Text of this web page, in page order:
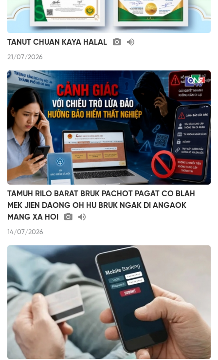
TANUT CHUAN KAYA HALAL
21/07/2026
TAMUH RILO BARAT BRUK PACHOT PAGAT CO BLAH
MEK JIEN DAONG OH HU BRUK NGAK DI ANGAOK
MANG XA HOI
14/07/2026